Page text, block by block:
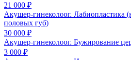
21 000 ₽
Акушер-гинеколоог. Лабиопластика
половых губ)
30 000 ₽
Акушер-гинеколоог. Бужирование
3 000 ₽